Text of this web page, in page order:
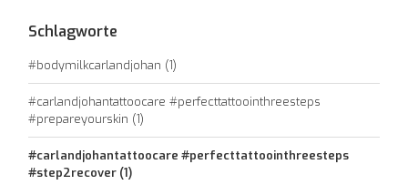
Schlagworte
#bodymilkcarlandjohan (1)
#carlandjohantattoocare #perfecttattoointhreesteps
#prepareyourskin (1)
#carlandjohantattoocare #perfecttattoointhreesteps
#step2recover (1)